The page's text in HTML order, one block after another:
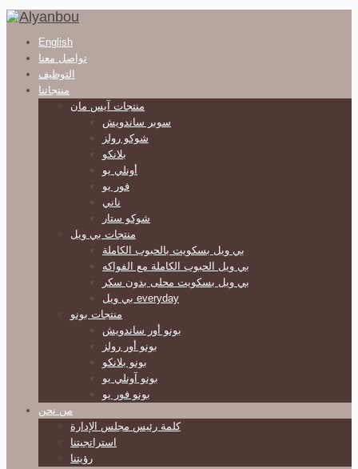
English
تواصل معنا
التوظيف
منتجاتنا
منتجات آيس مان
سوبر ساندويش
شوكو رولز
بلانكو
أونلي يو
فور يو
ناني
شوكو ستار
منتجات بي ويل
بي ويل بسكويت بالحبوب الكاملة
بي ويل الحبوب الكاملة مع الفواكه
بي ويل بسكويت محلى بدون سكر
بي ويل everyday
منتجات بونو
بونو أور ساندويش
بونو أور رولز
بونو بلانكو
بونو آونلي يو
بونو فور يو
من نحن
كلمة رئيس مجلس الإدارة
استراتجيتنا
رؤيتنا